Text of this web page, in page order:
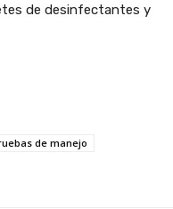
de desinfectantes y
de manejo